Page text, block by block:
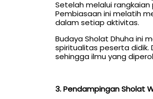
Setelah melalui
Pembiasaan ini melatih
dalam setiap aktivitas.
Budaya Sholat Dhuha ini
spiritualitas peserta didik.
sehingga ilmu yang
3. Pendampingan Sholat